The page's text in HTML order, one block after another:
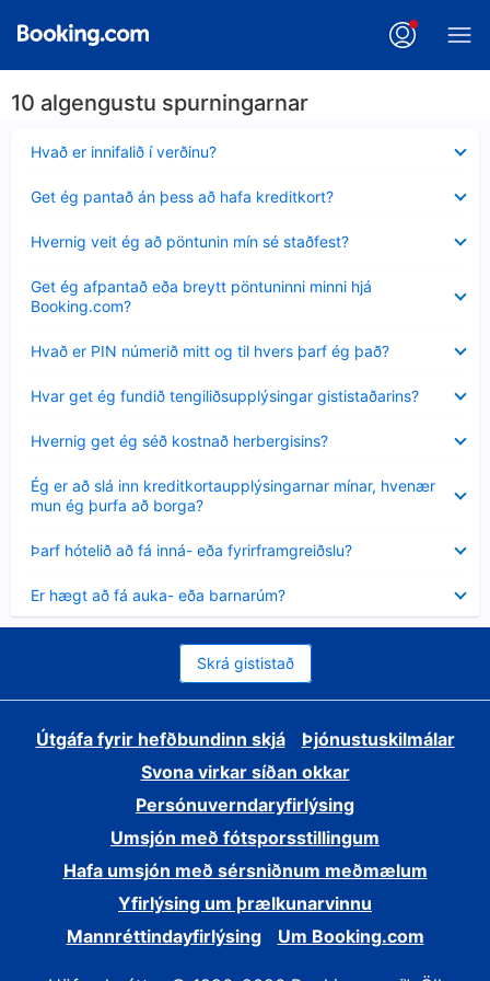
10 algengustu spurningarnar
Hvað er innifalið í verðinu?
sýnt
Get ég pantað án þess að hafa kreditkort?
sýnt
Hvernig veit ég að pöntunin mín sé staðfest?
sýnt
Get ég afpantað eða breytt pöntuninni minni hjá
Booking.com?
sýnt
Hvað er PIN númerið mitt og til hvers þarf ég það?
sýnt
Hvar get ég fundið tengiliðsupplýsingar gististaðarins?
sýnt
Hvernig get ég séð kostnað herbergisins?
sýnt
Ég er að slá inn kreditkortaupplýsingarnar mínar, hvenær
mun ég þurfa að borga?
Minna
sýnt
Þarf hótelið að fá inná- eða fyrirframgreiðslu?
sýnt
Er hægt að fá auka- eða barnarúm?
sýnt
Skrá gististað
Útgáfa fyrir hefðbundinn skjá
Þjónustuskilmálar
Svona virkar síðan okkar
Persónuverndaryfirlýsing
Umsjón með fótsporsstillingum
Hafa umsjón með sérsniðnum meðmælum
Yfirlýsing um þrælkunarvinnu
Mannréttindayfirlýsing
Um Booking.com